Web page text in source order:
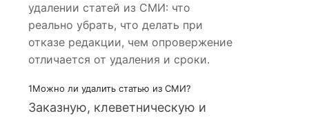
удалении статей из СМИ: что
реально убрать, что делать при
отказе редакции, чем опровержение
отличается от удаления и сроки.
1Можно ли удалить статью из СМИ?
Заказную, клеветническую и